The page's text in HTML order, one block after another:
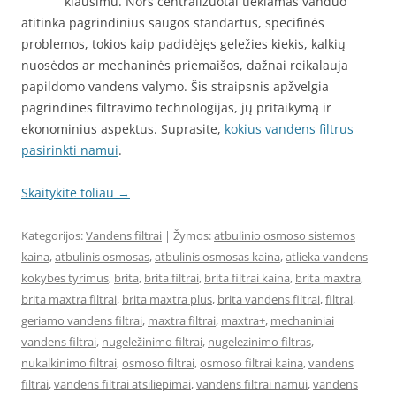
atitinka pagrindinius saugos standartus, specifinės
problemos, tokios kaip padidėjęs geležies kiekis, kalkių
nuosėdos ar mechaninės priemaišos, dažnai reikalauja
papildomo vandens valymo. Šis straipsnis apžvelgia
pagrindines filtravimo technologijas, jų pritaikymą ir
ekonominius aspektus. Suprasite, kokius vandens filtrus
pasirinkti namui.
Skaitykite toliau →
Kategorijos:Vandens filtrai | Žymos:atbulinio osmoso sistemos
kaina,atbulinis osmosas,atbulinis osmosas kaina,atlieka vandens
kokybes tyrimus, brita, brita filtrai, brita filtrai kaina, brita maxtra,
brita maxtra filtrai, brita maxtra plus, brita vandens filtrai,filtrai,
geriamo vandens filtrai, maxtra filtrai, maxtra+, mechaniniai
vandens filtrai, nugeležinimo filtrai, nugelezinimo filtras,
nukalkinimo filtrai,osmoso filtrai,osmoso filtrai kaina,vandens
filtrai,vandens filtrai atsiliepimai,vandens filtrai namui,vandens